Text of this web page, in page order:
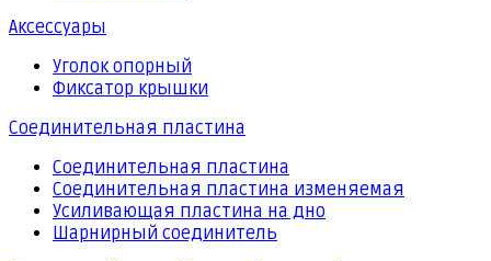
Аксессуары
Уголок опорный
Фиксатор крышки
Соединительная пластина
Соединительная пластина
Соединительная пластина изменяемая
Усиливающая пластина на дно
Шарнирный соединитель